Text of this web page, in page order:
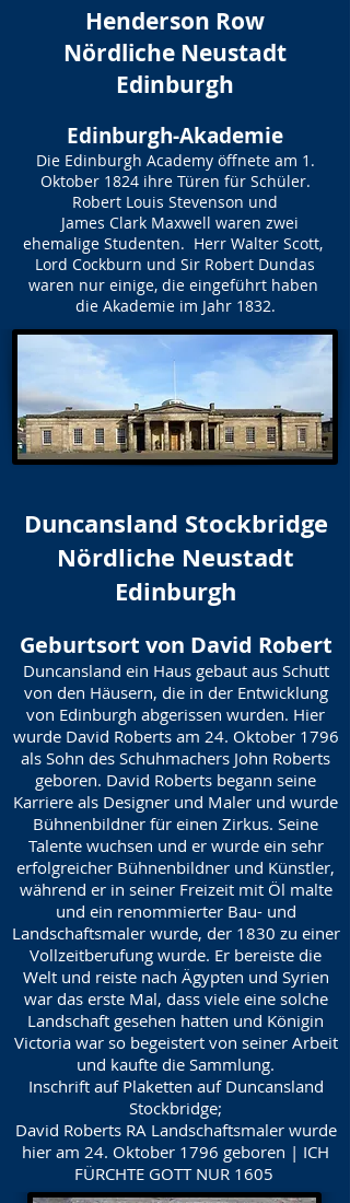
Henderson Row
Nördliche Neustadt
Edinburgh
Edinburgh-Akademie
Die Edinburgh Academy öffnete am 1.
Oktober 1824 ihre Türen für Schüler.
Robert Louis Stevenson und
James Clark Maxwell waren zwei
ehemalige Studenten. Herr Walter Scott,
Lord Cockburn und Sir Robert Dundas
waren nur einige, die eingeführt haben
die Akademie im Jahr 1832.
Duncansland Stockbridge
Nördliche Neustadt
Edinburgh
Geburtsort von David Robert
Duncansland ein Haus gebaut aus Schutt
von den Häusern, die in der Entwicklung
von Edinburgh abgerissen wurden. Hier
wurde David Roberts am 24. Oktober 1796
als Sohn des Schuhmachers John Roberts
geboren. David Roberts begann seine
Karriere als Designer und Maler und wurde
Bühnenbildner für einen Zirkus. Seine
Talente wuchsen und er wurde ein sehr
erfolgreicher Bühnenbildner und Künstler,
während er in seiner Freizeit mit Öl malte
und ein renommierter Bau- und
Landschaftsmaler wurde, der 1830 zu einer
Vollzeitberufung wurde. Er bereiste die
Welt und reiste nach Ägypten und Syrien
war das erste Mal, dass viele eine solche
Landschaft gesehen hatten und Königin
Victoria war so begeistert von seiner Arbeit
und kaufte die Sammlung.
Inschrift auf Plaketten auf Duncansland
Stockbridge;
David Roberts RA Landschaftsmaler wurde
hier am 24. Oktober 1796 geboren | ICH
FÜRCHTE GOTT NUR 1605